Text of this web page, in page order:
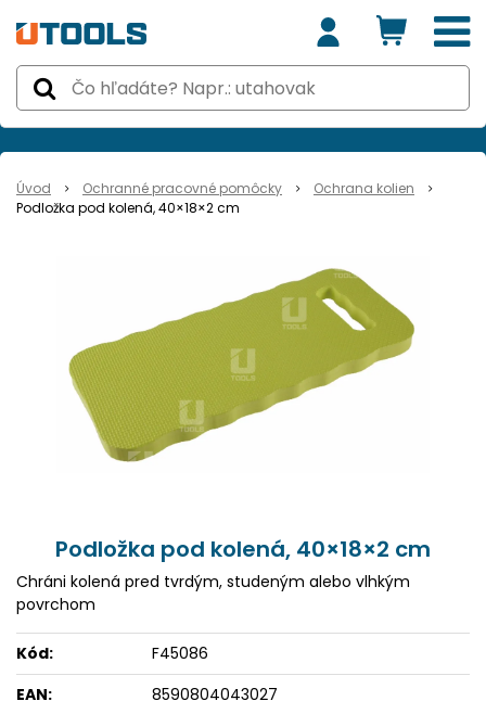
Úvod Ochranné pracovné pomôcky
Ochrana kolien
Podložka pod kolená, 40×18×2 cm
Podložka pod kolená, 40×18×2 cm
Chráni kolená pred tvrdým, studeným alebo vlhkým
povrchom
Kód:
F45086
EAN:
8590804043027